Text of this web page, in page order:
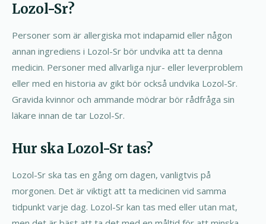
Lozol-Sr?
Personer som är allergiska mot indapamid eller någon
annan ingrediens i Lozol-Sr bör undvika att ta denna
medicin. Personer med allvarliga njur- eller leverproblem
eller med en historia av gikt bör också undvika Lozol-Sr.
Gravida kvinnor och ammande mödrar bör rådfråga sin
läkare innan de tar Lozol-Sr.
Hur ska Lozol-Sr tas?
Lozol-Sr ska tas en gång om dagen, vanligtvis på
morgonen. Det är viktigt att ta medicinen vid samma
tidpunkt varje dag. Lozol-Sr kan tas med eller utan mat,